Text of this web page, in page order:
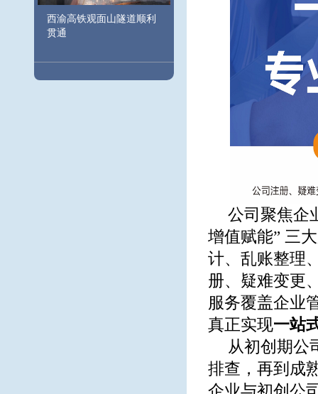
西渝高铁观面山隧道顺利
贯通
公司聚焦企
增值赋能” 三
计、乱账整理
册、疑难变更
服务覆盖企业
真正实现一站
从初创期公
排查，再到成